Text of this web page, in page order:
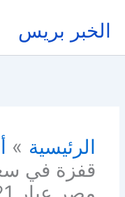
المحتوى
الخبر بريس
الرئيسية
قفزة في